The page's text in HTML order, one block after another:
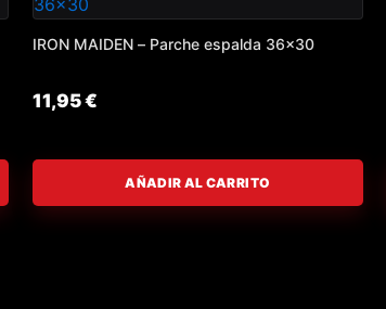
IRON MAIDEN – Parche espalda 36×30
11,95€
AÑADIR AL CARRITO